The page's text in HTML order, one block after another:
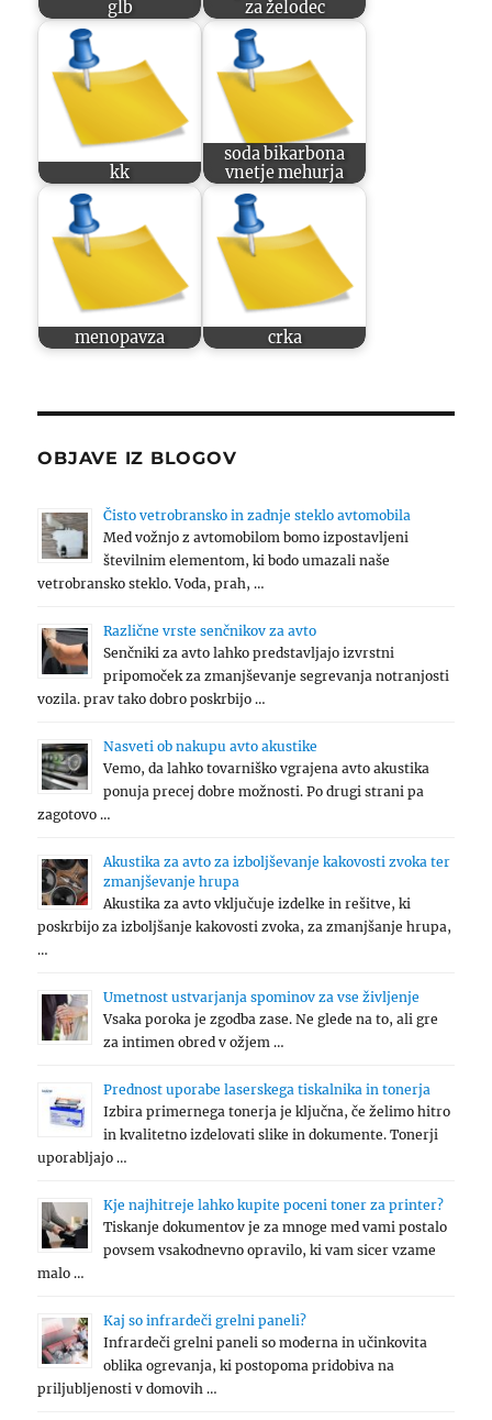
glb
za želodec
kk
soda bikarbona
vnetje mehurja
menopavza crka
OBJAVE IZ BLOGOV
Čisto vetrobransko in zadnje steklo avtomobila
Med vožnjo z avtomobilom bomo izpostavljeni
številnim elementom, ki bodo umazali naše
vetrobransko steklo. Voda, prah, …
Različne vrste senčnikov za avto
Senčniki za avto lahko predstavljajo izvrstni
pripomoček za zmanjševanje segrevanja notranjosti
vozila. prav tako dobro poskrbijo …
Nasveti ob nakupu avto akustike
Vemo, da lahko tovarniško vgrajena avto akustika
ponuja precej dobre možnosti. Po drugi strani pa
zagotovo …
Akustika za avto za izboljševanje kakovosti zvoka ter
zmanjševanje hrupa
Akustika za avto vključuje izdelke in rešitve, ki
poskrbijo za izboljšanje kakovosti zvoka, za zmanjšanje hrupa,
…
Umetnost ustvarjanja spominov za vse življenje
Vsaka poroka je zgodba zase. Ne glede na to, ali gre
za intimen obred v ožjem …
Prednost uporabe laserskega tiskalnika in tonerja
Izbira primernega tonerja je ključna, če želimo hitro
in kvalitetno izdelovati slike in dokumente. Tonerji
uporabljajo …
Kje najhitreje lahko kupite poceni toner za printer?
Tiskanje dokumentov je za mnoge med vami postalo
povsem vsakodnevno opravilo, ki vam sicer vzame
malo …
Kaj so infrardeči grelni paneli?
Infrardeči grelni paneli so moderna in učinkovita
oblika ogrevanja, ki postopoma pridobiva na
priljubljenosti v domovih …